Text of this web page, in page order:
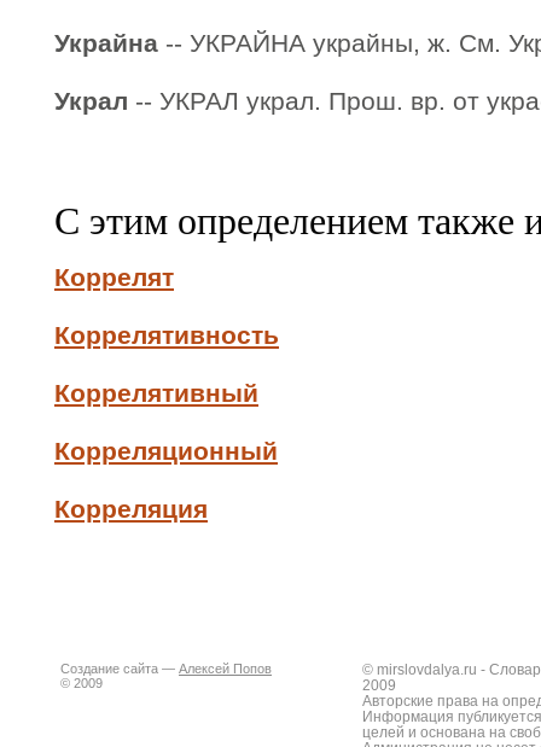
Украйна -- УКРАЙНА украйны, ж. См.
Украл -- УКРАЛ украл. Прош. вр. от
С этим определением также
Коррелят
Коррелятивность
Коррелятивный
Корреляционный
Корреляция
Создание сайта — Алексей Попов
© 2009
© mirslovdalya.ru -
2009
Авторские права на
Информация
целей и основана на